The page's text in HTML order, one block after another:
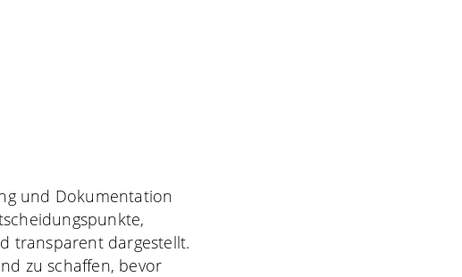
und Dokumentation
transparent dargestellt.
zu schaffen, bevor